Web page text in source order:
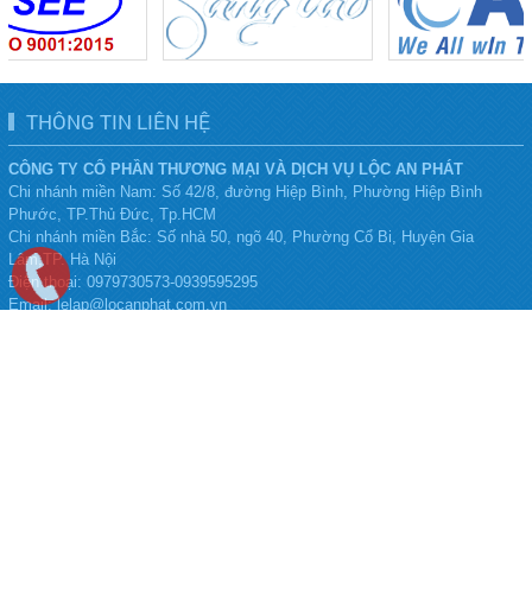
THÔNG TIN LIÊN HỆ
CÔNG TY CỔ PHẦN THƯƠNG MẠI VÀ DỊCH VỤ LỘC AN PHÁT
Chi nhánh miền Nam: Số 42/8, đường Hiệp Bình, Phường Hiệp Bình
Phước, TP.Thủ Đức, Tp.HCM
Chi nhánh miền Bắc: Số nhà 50, ngõ 40, Phường Cổ Bi, Huyện Gia
Lâm,TP. Hà Nội
Điện thoại: 0979730573-0939595295
Email: lelap@locanphat.com.vn